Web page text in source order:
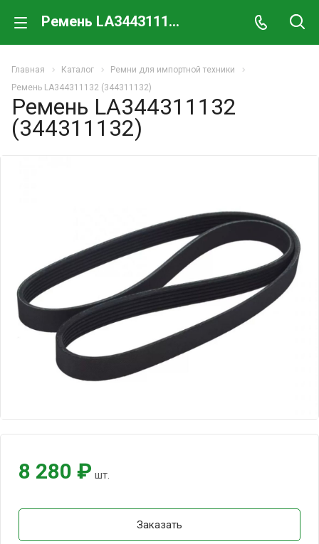
Ремень LA344311132 (344311132)
Главная Каталог
Ремни для импортной техники
Ремень LA344311132 (344311132)
Ремень LA344311132
(344311132)
8 280 ₽ шт.
Заказать